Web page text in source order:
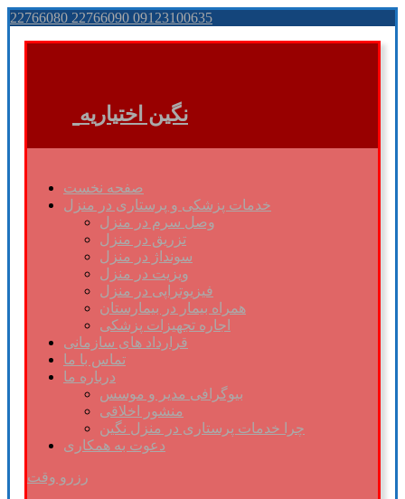
22766080 22766090 09123100635
نگین اختیاریه
صفحه نخست
خدمات پزشکی و پرستاری در منزل
وصل سرم در منزل
تزریق در منزل
سونداژ در منزل
ویزیت در منزل
فیزیوتراپی در منزل
همراه بیمار در بیمارستان
اجاره تجهیزات پزشکی
قرارداد های سازمانی
تماس با ما
درباره ما
بیوگرافی مدیر و موسس
منشور اخلاقی
چرا خدمات پرستاری در منزل نگین
دعوت به همکاری
رزرو وقت